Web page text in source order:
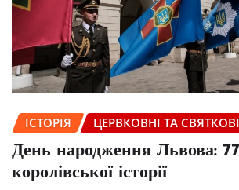
ІСТОРІЯ ЦЕРВКОВНІ ТА
День народження Львова:
королівської історії